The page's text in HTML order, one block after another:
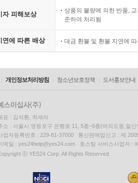
자 피해보상
상품의 불량에 의한 반품,
준하여 처리됨
연에 따른 배상 대금 환불 및 환불 지연에
개인정보처리방침 청소년보호정책 도서홍보안내
표 : 김석환, 최세라
소 : 서울시 영등포구 은행로 11, 5층~6층(여의도동,일신
업자등록번호 : 229-81-37000 통신판매업신고 : 제
메일 : yes24help@yes24.com 호스팅 서비스사업자 :
ⓒ YES24 Corp. All Rights Reserved.